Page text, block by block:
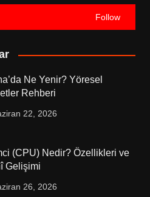
Follow
Ne Yenir? Yöresel
Rehberi
22, 2026
(CPU) Nedir? Özellikleri ve
Gelişimi
26, 2026